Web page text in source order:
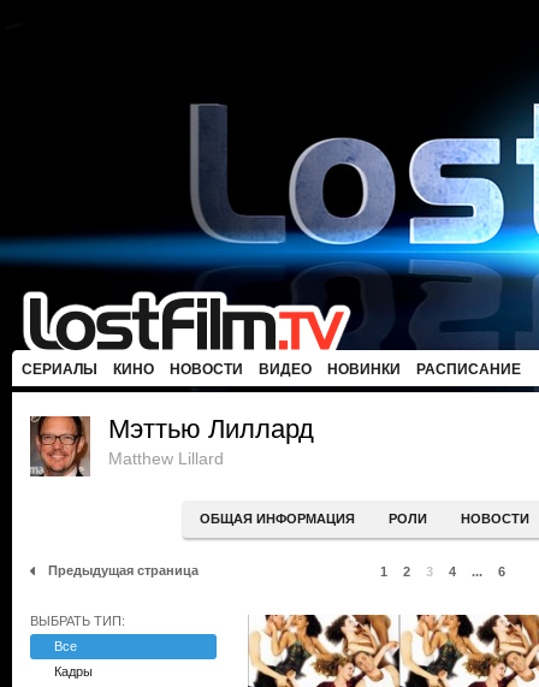
СЕРИАЛЫ КИНО НОВОСТИ ВИДЕО НОВИНКИ РАСПИСАНИЕ
Мэттью Лиллард
Matthew Lillard
ОБЩАЯ ИНФОРМАЦИЯ РОЛИ НОВОСТИ
Предыдущая страница 1 2 3 4 ... 6
ВЫБРАТЬ ТИП:
Все
Кадры